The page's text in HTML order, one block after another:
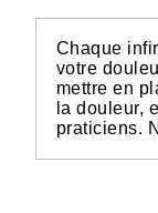
Chaque
votre
mettre en
la douleur,
praticiens.